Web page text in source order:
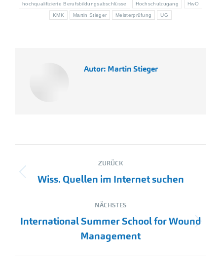
hochqualifizierte Berufsbildungsabschlüsse Hochschulzugang HwO
KMK Martin Stieger Meisterprüfung UG
Autor: Martin Stieger
Kommentarnavigation
ZURÜCK
Vorheriger
Wiss. Quellen im Internet suchen
NÄCHSTES
Nächster
Beitrag:
International Summer School for Wound
Management